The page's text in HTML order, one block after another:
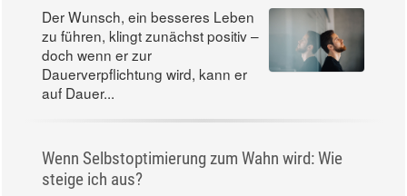
Der Wunsch, ein besseres Leben
zu führen, klingt zunächst positiv –
doch wenn er zur
Dauerverpflichtung wird, kann er
auf Dauer...
Wenn Selbstoptimierung zum Wahn wird: Wie
steige ich aus?